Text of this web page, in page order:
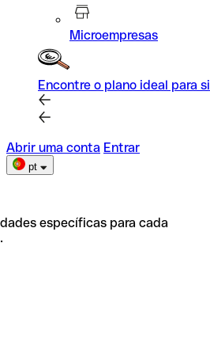
Microempresas
Encontre o plano ideal para si
Abrir uma conta Entrar
pt
específicas para cada